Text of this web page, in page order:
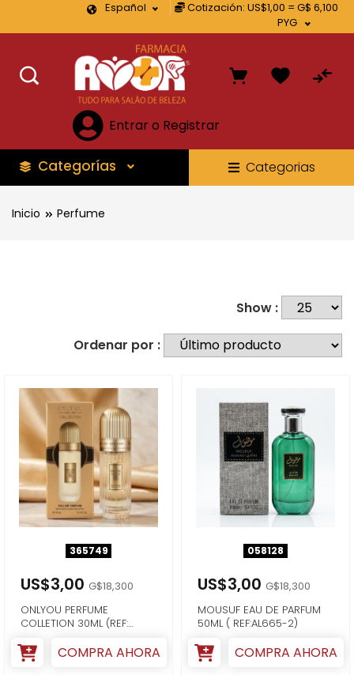
Español
Cotización: US$1,00 = G$ 6,100
PYG
Entrar o Registrar
Categorías Categorias
Inicio Perfume
Show :
Ordenar por :
365749
US$3,00 G$18,300
ONLYOU PERFUME
COLLETION 30ML (REF:
COMPRA AHORA
058128
US$3,00 G$18,300
MOUSUF EAU DE PARFUM
50ML ( REF:AL665-2)
COMPRA AHORA